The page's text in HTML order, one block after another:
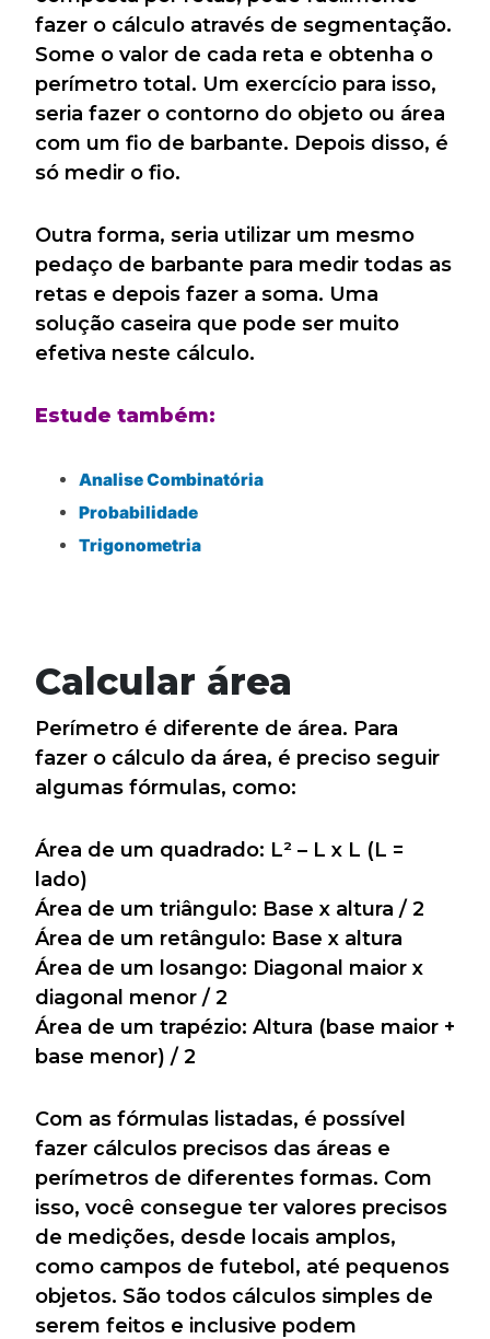
fazer o cálculo através de segmentação.
Some o valor de cada reta e obtenha o
perímetro total. Um exercício para isso,
seria fazer o contorno do objeto ou área
com um fio de barbante. Depois disso, é
só medir o fio.
Outra forma, seria utilizar um mesmo
pedaço de barbante para medir todas as
retas e depois fazer a soma. Uma
solução caseira que pode ser muito
efetiva neste cálculo.
Estude também:
Analise Combinatória
Probabilidade
Trigonometria
Calcular área
Perímetro é diferente de área. Para
fazer o cálculo da área, é preciso seguir
algumas fórmulas, como:
Área de um quadrado: L² – L x L (L =
lado)
Área de um triângulo: Base x altura / 2
Área de um retângulo: Base x altura
Área de um losango: Diagonal maior x
diagonal menor / 2
Área de um trapézio: Altura (base maior +
base menor) / 2
Com as fórmulas listadas, é possível
fazer cálculos precisos das áreas e
perímetros de diferentes formas. Com
isso, você consegue ter valores precisos
de medições, desde locais amplos,
como campos de futebol, até pequenos
objetos. São todos cálculos simples de
serem feitos e inclusive podem